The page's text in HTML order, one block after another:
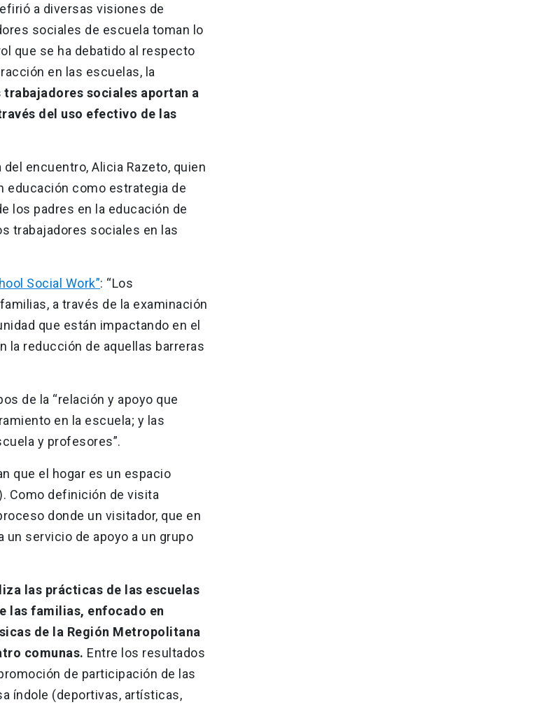
a diversas visiones de
sociales de escuela toman lo
que se ha debatido al respecto
en las escuelas, la
trabajadores sociales aportan a
del uso efectivo de las
encuentro, Alicia Razeto, quien
educación como estrategia de
los padres en la educación de
trabajadores sociales en las
Social Work”: “Los
a través de la examinación
que están impactando en el
la reducción de aquellas barreras
de la “relación y apoyo que
en la escuela; y las
y profesores”.
que el hogar es un espacio
Como definición de visita
donde un visitador, que en
servicio de apoyo a un grupo
las prácticas de las escuelas
las familias, enfocado en
de la Región Metropolitana
comunas. Entre los resultados
de participación de las
índole (deportivas, artísticas,